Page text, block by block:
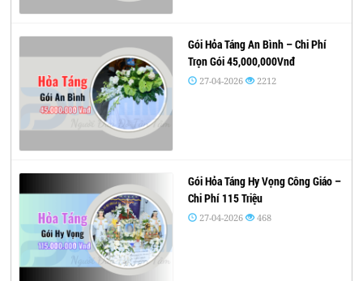
Gói Hỏa Táng An Bình – Chi Phí
Trọn Gói 45,000,000Vnđ
27-04-2026 2212
Gói Hỏa Táng Hy Vọng Công Giáo –
Chi Phí 115 Triệu
27-04-2026 468